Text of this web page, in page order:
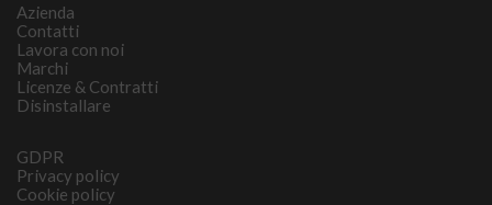
Azienda
Contatti
Lavora con noi
Marchi
Licenze & Contratti
Disinstallare
GDPR
Privacy policy
Cookie policy